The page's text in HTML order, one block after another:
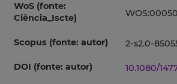
WoS (fonte:
Ciência_Iscte)
Scopus (fonte: autor) 2-s2.0-
DOI (fonte: autor) 10.1080/